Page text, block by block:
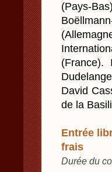
(Pays-
David
de la
Entrée
frais
Durée du